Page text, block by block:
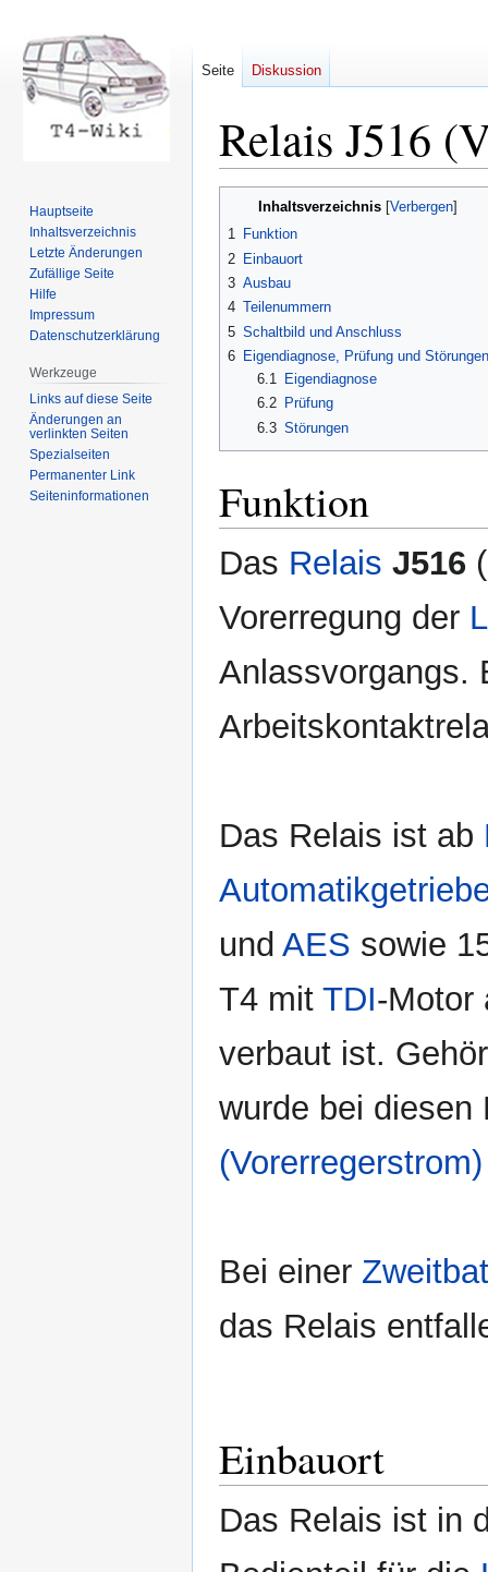
Relais J516
Inhaltsverzeichnis
1 Funktion
2 Einbauort
3 Ausbau
4 Teilenummern
5 Schaltbild und Anschluss
6 Eigendiagnose, Prüfung und Störungen
6.1
Eigendiagnose
6.2
Prüfung
6.3 Störungen
Funktion
Das Relais J516 (
Vorerregung der
Anlassvorgangs.
Das Relais ist ab
und AES sowie
T4 mit TDI-Motor
verbaut ist.
wurde bei
(Vorerregerstrom)
Bei einer
das Relais
Einbauort
Das Relais ist in
Seite Diskussion
Hauptseite
Inhaltsverzeichnis
Letzte Änderungen
Zufällige Seite
Hilfe
Impressum
Datenschutzerklärung
Werkzeuge
Links auf diese Seite
Änderungen an
verlinkten Seiten
Spezialseiten
Permanenter Link
Seiten­informationen